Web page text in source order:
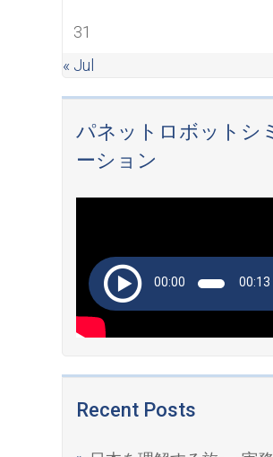
31
« Jul
パネットロボットシ
ーション
00:00 00:13
Recent Posts